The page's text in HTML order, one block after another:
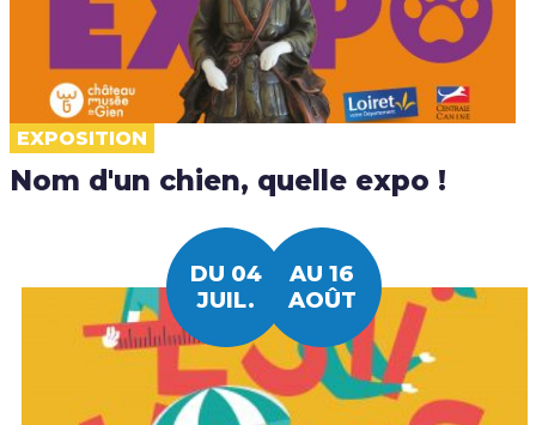
EXPOSITION
Nom d'un chien, quelle expo !
DU 04
JUIL.
AU 16
AOÛT